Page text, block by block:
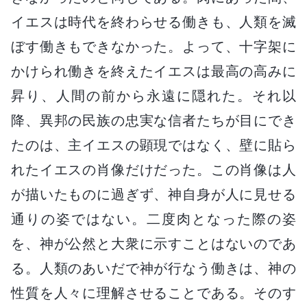
イエスは時代を終わらせる働きも、人類を滅
ぼす働きもできなかった。よって、十字架に
かけられ働きを終えたイエスは最高の高みに
昇り、人間の前から永遠に隠れた。それ以
降、異邦の民族の忠実な信者たちが目にでき
たのは、主イエスの顕現ではなく、壁に貼ら
れたイエスの肖像だけだった。この肖像は人
が描いたものに過ぎず、神自身が人に見せる
通りの姿ではない。二度肉となった際の姿
を、神が公然と大衆に示すことはないのであ
る。人類のあいだで神が行なう働きは、神の
性質を人々に理解させることである。そのす